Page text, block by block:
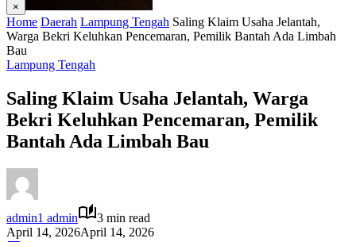
×
Home Daerah Lampung Tengah Saling Klaim Usaha Jelantah,
Warga Bekri Keluhkan Pencemaran, Pemilik Bantah Ada Limbah
Bau
Lampung Tengah
Saling Klaim Usaha Jelantah, Warga
Bekri Keluhkan Pencemaran, Pemilik
Bantah Ada Limbah Bau
admin1 admin
3 min read
April 14, 2026April 14, 2026